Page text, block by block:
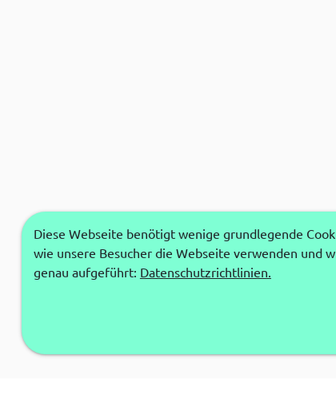
Diese Webseite benötigt wenige grundlegende
wie unsere Besucher die Webseite verwenden und
genau aufgeführt: Datenschutzrichtlinien.